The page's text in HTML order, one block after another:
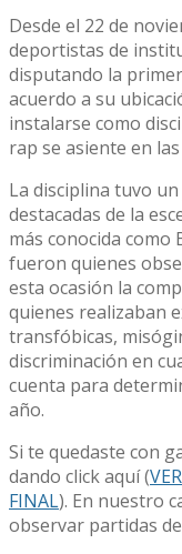
Desde el 22 de
deportistas de
disputando la
acuerdo a su
instalarse como
rap se asiente en
La disciplina tuvo
destacadas de la
más conocida
fueron quienes
esta ocasión la
quienes realizaban
transfóbicas,
discriminación en
cuenta para
año.
Si te quedaste con
dando click aquí (
FINAL). En nuestro
observar partidas